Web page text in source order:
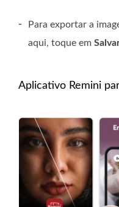
-
Para exportar a
aqui, toque em
Aplicativo Remini